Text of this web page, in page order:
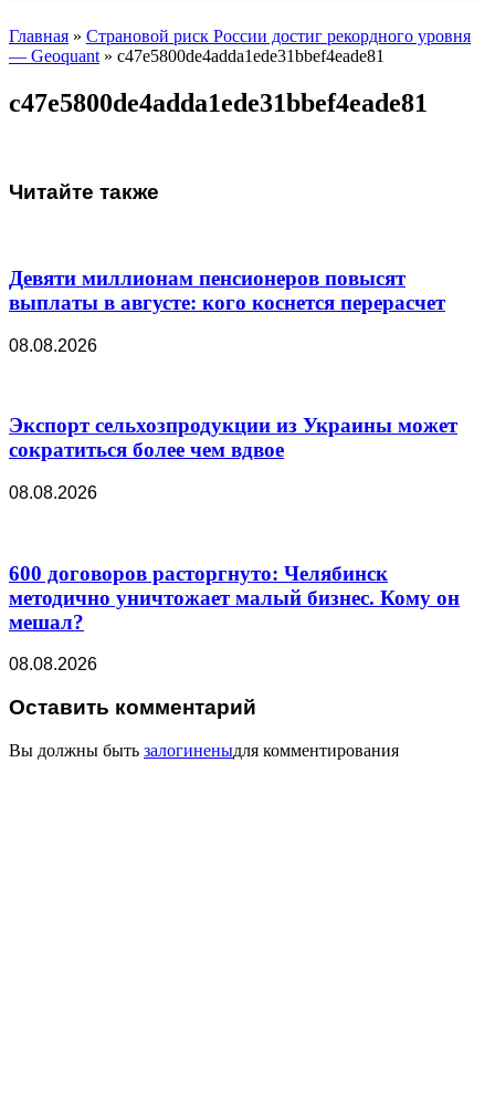
Главная » Страновой риск России достиг рекордного уровня
— Geoquant » c47e5800de4adda1ede31bbef4eade81
c47e5800de4adda1ede31bbef4eade81
Читайте также
Девяти миллионам пенсионеров повысят
выплаты в августе: кого коснется перерасчет
08.08.2026
Экспорт сельхозпродукции из Украины может
сократиться более чем вдвое
08.08.2026
600 договоров расторгнуто: Челябинск
методично уничтожает малый бизнес. Кому он
мешал?
08.08.2026
Оставить комментарий
Вы должны быть залогиненыдля комментирования